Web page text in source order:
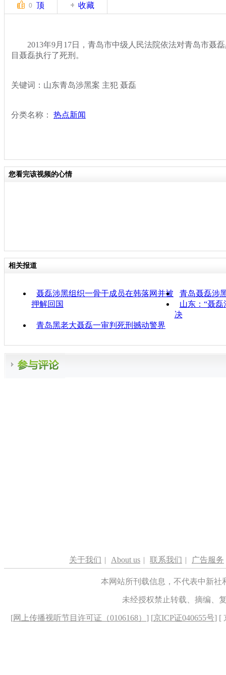
0 顶 收藏
2013年9月17日，青岛市中级人民法院依法对青岛市聂磊
目聂磊执行了死刑。
关键词：山东青岛涉黑案 主犯 聂磊
分类名称： 热点新闻
您看完该视频的心情
相关报道
聂磊涉黑组织一骨干成员在韩落网并被
押解回国
青岛聂磊涉
山东：“聂
决
青岛黑老大聂磊一审判死刑撼动警界
关于我们 | About us | 联系我们 | 广告服务
本网站所刊载信息，不代表中新
未经授权禁止转载、摘编、
[网上传播视听节目许可证（0106168） ] [京ICP证040655号] [